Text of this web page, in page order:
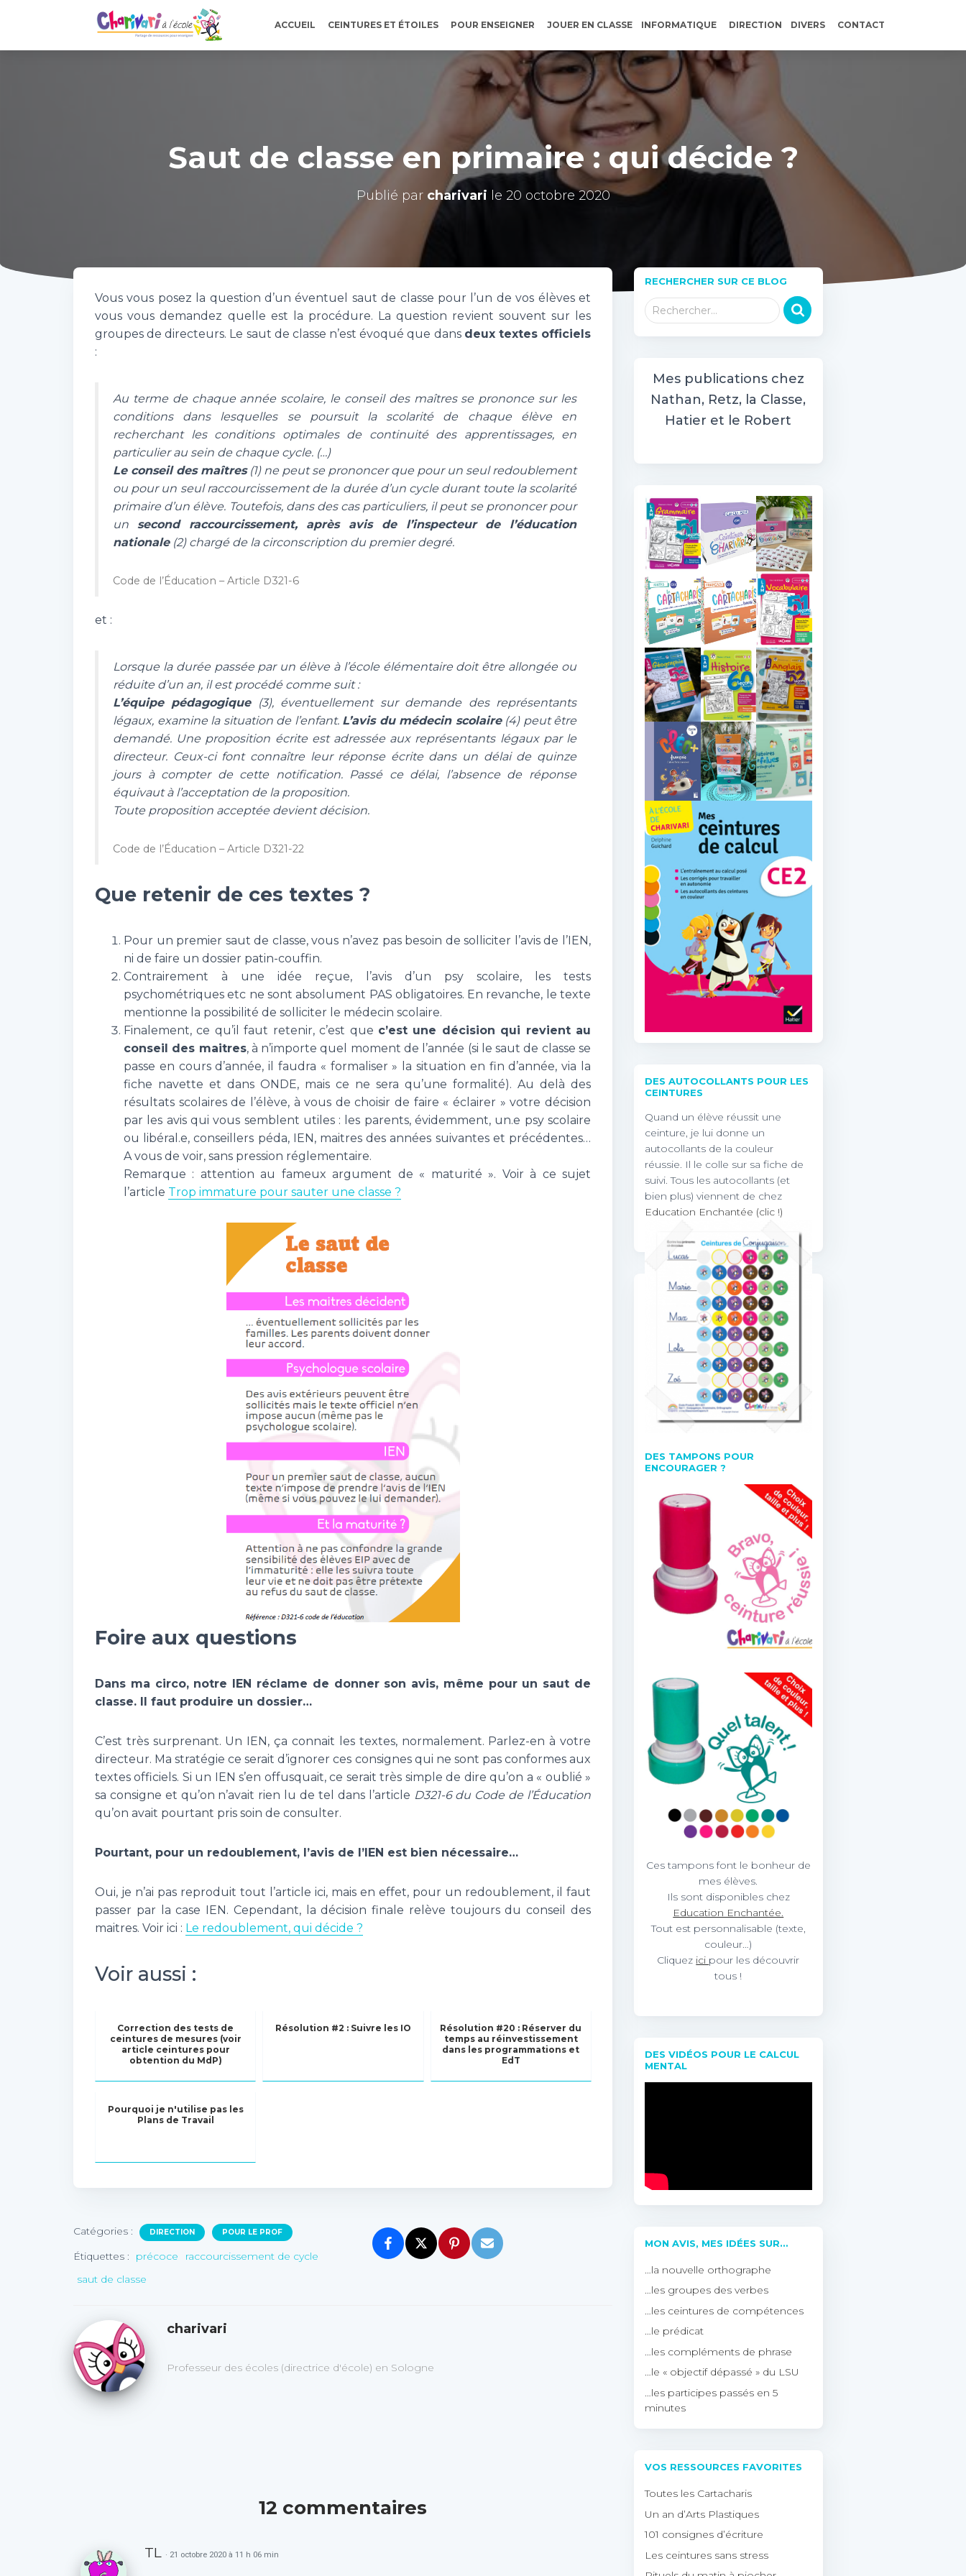
ACCUEIL CEINTURES ET ÉTOILES POUR ENSEIGNER JOUER EN CLASSE INFORMATIQUE DIRECTION DIVERS CONTACT
Saut de classe en primaire : qui décide ?
Publié par charivari le 20 octobre 2020
Vous vous posez la question d’un éventuel saut de classe pour l’un de vos élèves et
vous vous demandez quelle est la procédure. La question revient souvent sur les
groupes de directeurs. Le saut de classe n’est évoqué que dans deux textes officiels
:
Au terme de chaque année scolaire, le conseil des maîtres se prononce sur les
conditions dans lesquelles se poursuit la scolarité de chaque élève en
recherchant les conditions optimales de continuité des apprentissages, en
particulier au sein de chaque cycle. (…)
Le conseil des maîtres(1) ne peut se prononcer que pour un seul redoublement
ou pour un seul raccourcissement de la durée d’un cycle durant toute la scolarité
primaire d’un élève. Toutefois, dans des cas particuliers, il peut se prononcer pour
un second raccourcissement, après avis de l’inspecteur de l’éducation
nationale(2) chargé de la circonscription du premier degré.
Code de l’Éducation – Article D321-6
et :
Lorsque la durée passée par un élève à l’école élémentaire doit être allongée ou
réduite d’un an, il est procédé comme suit :
L’équipe pédagogique(3), éventuellement sur demande des représentants
légaux, examine la situation de l’enfant. L’avis du médecin scolaire(4) peut être
demandé. Une proposition écrite est adressée aux représentants légaux par le
directeur. Ceux-ci font connaître leur réponse écrite dans un délai de quinze
jours à compter de cette notification. Passé ce délai, l’absence de réponse
équivaut à l’acceptation de la proposition.
Toute proposition acceptée devient décision.
Code de l’Éducation – Article D321-22
Que retenir de ces textes ?
Pour un premier saut de classe, vous n’avez pas besoin de solliciter l’avis de l’IEN,
ni de faire un dossier patin-couffin.
Contrairement à une idée reçue, l’avis d’un psy scolaire, les tests
psychométriques etc ne sont absolument PAS obligatoires. En revanche, le texte
mentionne la possibilité de solliciter le médecin scolaire.
Finalement, ce qu’il faut retenir, c’est que c’est une décision qui revient au
conseil des maitres, à n’importe quel moment de l’année (si le saut de classe se
passe en cours d’année, il faudra « formaliser » la situation en fin d’année, via la
fiche navette et dans ONDE, mais ce ne sera qu’une formalité). Au delà des
résultats scolaires de l’élève, à vous de choisir de faire « éclairer » votre décision
par les avis qui vous semblent utiles : les parents, évidemment, un.e psy scolaire
ou libéral.e, conseillers péda, IEN, maitres des années suivantes et précédentes…
A vous de voir, sans pression réglementaire.
Remarque : attention au fameux argument de « maturité ». Voir à ce sujet
l’article Trop immature pour sauter une classe ?
Foire aux questions
Dans ma circo, notre IEN réclame de donner son avis, même pour un saut de
classe. Il faut produire un dossier…
C’est très surprenant. Un IEN, ça connait les textes, normalement. Parlez-en à votre
directeur. Ma stratégie ce serait d’ignorer ces consignes qui ne sont pas conformes aux
textes officiels. Si un IEN s’en offusquait, ce serait très simple de dire qu’on a « oublié »
sa consigne et qu’on n’avait rien lu de tel dans l’article D321-6 du Code de l’Éducation
qu’on avait pourtant pris soin de consulter.
Pourtant, pour un redoublement, l’avis de l’IEN est bien nécessaire…
Oui, je n’ai pas reproduit tout l’article ici, mais en effet, pour un redoublement, il faut
passer par la case IEN. Cependant, la décision finale relève toujours du conseil des
maitres. Voir ici : Le redoublement, qui décide ?
Voir aussi :
Correction des tests de
ceintures de mesures (voir
article ceintures pour
obtention du MdP)
Résolution #2 : Suivre les IO
Résolution #20 : Réserver du
temps au réinvestissement
dans les programmations et
EdT
Pourquoi je n'utilise pas les
Plans de Travail
Catégories : DIRECTION POUR LE PROF
Étiquettes : précoce
raccourcissement de cycle
saut de classe
charivari
Professeur des écoles (directrice d'école) en Sologne
12 commentaires
TL · 21 octobre 2020 à 11 h 06 min
RECHERCHER SUR CE BLOG
R Rechercher…
Mes publications chez
Nathan, Retz, la Classe,
Hatier et le Robert
DES AUTOCOLLANTS POUR LES
CEINTURES
Quand un élève réussit une
ceinture, je lui donne un
autocollants de la couleur
réussie. Il le colle sur sa fiche de
suivi. Tous les autocollants (et
bien plus) viennent de chez
Education Enchantée (clic !)
DES TAMPONS POUR
ENCOURAGER ?
Ces tampons font le bonheur de
mes élèves.
Ils sont disponibles chez
Education Enchantée.
Tout est personnalisable (texte,
couleur…)
Cliquez ici pour les découvrir
tous !
DES VIDÉOS POUR LE CALCUL
MENTAL
MON AVIS, MES IDÉES SUR…
…la nouvelle orthographe
…les groupes des verbes
…les ceintures de compétences
…le prédicat
…les compléments de phrase
…le « objectif dépassé » du LSU
…les participes passés en 5
minutes
VOS RESSOURCES FAVORITES
Toutes les Cartacharis
Un an d’Arts Plastiques
101 consignes d’écriture
Les ceintures sans stress